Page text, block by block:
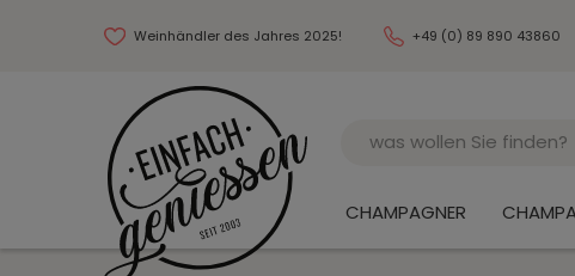
Weinhändler des Jahres 2025! +49 (0) 89 890 43860
CHAMPAGNER